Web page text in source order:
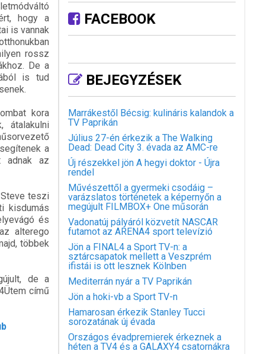
hogy a
is vannak
rossz
De a
is tud
kora
átalakulni
a
adnak az
teszi
kisdumás
és
alterego
többek
de a
című
FACEBOOK
BEJEGYZÉSEK
Marrákestől Bécsig: kulináris kalandok a
TV Paprikán
Július 27-én érkezik a The Walking
Dead: Dead City 3. évada az AMC-re
Új részekkel jön A hegyi doktor - Újra
rendel
Művészettől a gyermeki csodáig –
varázslatos történetek a képernyőn a
megújult FILMBOX+ One műsorán
Vadonatúj pályáról közvetít NASCAR
futamot az ARENA4 sport televízió
Jön a FINAL4 a Sport TV-n: a
sztárcsapatok mellett a Veszprém
ifistái is ott lesznek Kölnben
Mediterrán nyár a TV Paprikán
Jön a hoki-vb a Sport TV-n
Hamarosan érkezik Stanley Tucci
sorozatának új évada
Országos évadpremierek érkeznek a
héten a TV4 és a GALAXY4 csatornákra